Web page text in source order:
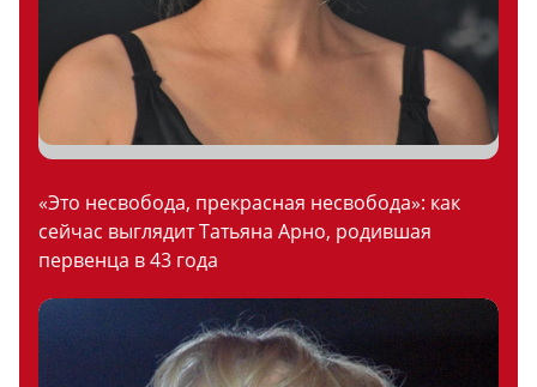
«Это несвобода, прекрасная несвобода»: как
сейчас выглядит Татьяна Арно, родившая
первенца в 43 года